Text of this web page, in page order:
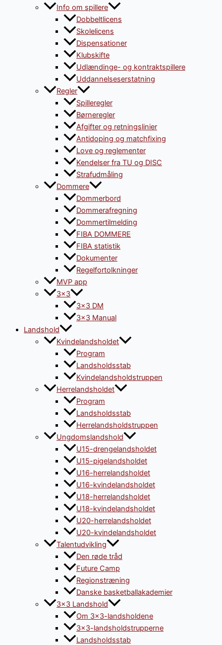
Info om spillere
Dobbeltlicens
Skolelicens
Dispensationer
Klubskifte
Udlændinge- og kontraktspillere
Uddannelseserstatning
Regler
Spilleregler
Børneregler
Afgifter og retningslinier
Antidoping og matchfixing
Love og reglementer
Kendelser fra TU og DISC
Strafudmåling
Dommere
Dommerbord
Dommerafregning
Dommertilmelding
FIBA DOMMERE
FIBA statistik
Dokumenter
Regelfortolkninger
MVP app
3×3
3×3 DM
3×3 Manual
Landshold
Kvindelandsholdet
Program
Landsholdsstab
Kvindelandsholdstruppen
Herrelandsholdet
Program
Landsholdsstab
Herrelandsholdstruppen
Ungdomslandshold
U15-drengelandsholdet
U15-pigelandsholdet
U16-herrelandsholdet
U16-kvindelandsholdet
U18-herrelandsholdet
U18-kvindelandsholdet
U20-herrelandsholdet
U20-kvindelandsholdet
Talentudvikling
Den røde tråd
Future Camp
Regionstræning
Danske basketballakademier
3×3 Landshold
Om 3×3-landsholdene
3×3-landsholdstrupperne
Landsholdsstab